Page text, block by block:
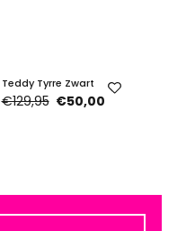
Teddy Tyrre Zwart
€129,95 €50,00